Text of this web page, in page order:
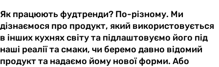
Як працюють фудтренди? По-різному. Ми
дізнаємося про продукт, який використовується
в інших кухнях світу та підлаштовуємо його під
наші реалії та смаки, чи беремо давно відомий
продукт та надаємо йому нової форми. Або